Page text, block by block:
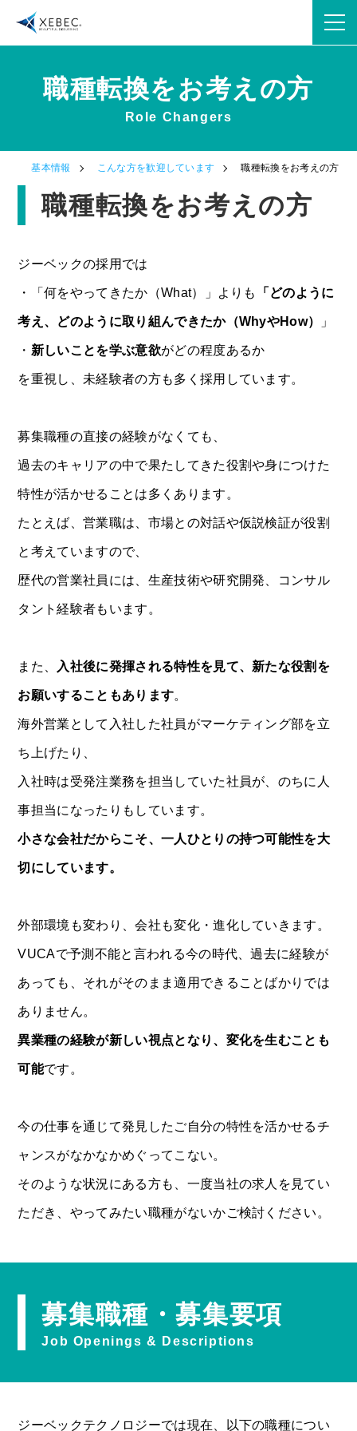
OPEN
OPEN
OPEN
職種転換をお考えの方
Role Changers
基本情報 こんな方を歓迎しています 職種転換をお考えの方
職種転換をお考えの方
ジーベックの採用では
・「何をやってきたか（What）」よりも 「どのように
考え、どのように取り組んできたか（WhyやHow） 」
・ 新しいことを学ぶ意欲がどの程度あるか
を重視し、未経験者の方も多く採用しています。
募集職種の直接の経験がなくても、
過去のキャリアの中で果たしてきた役割や身につけた
特性が活かせることは多くあります。
たとえば、営業職は、市場との対話や仮説検証が役割
と考えていますので、
歴代の営業社員には、生産技術や研究開発、コンサル
タント経験者もいます。
また、 入社後に発揮される特性を見て、新たな役割を
お願いすることもあります。
海外営業として入社した社員がマーケティング部を立
ち上げたり、
入社時は受発注業務を担当していた社員が、のちに人
事担当になったりもしています。
小さな会社だからこそ、一人ひとりの持つ可能性を大
切にしています。
外部環境も変わり、会社も変化・進化していきます。
VUCAで予測不能と言われる今の時代、過去に経験が
あっても、それがそのまま適用できることばかりでは
ありません。
異業種の経験が新しい視点となり、変化を生むことも
可能です。
今の仕事を通じて発見したご自分の特性を活かせるチ
ャンスがなかなかめぐってこない。
そのような状況にある方も、一度当社の求人を見てい
ただき、やってみたい職種がないかご検討ください。
募集職種・募集要項
Job Openings & Descriptions
ジーベックテクノロジーでは現在、以下の職種につい